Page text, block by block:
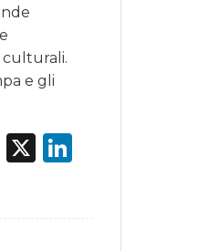
culturali.
e gli
X LinkedIn